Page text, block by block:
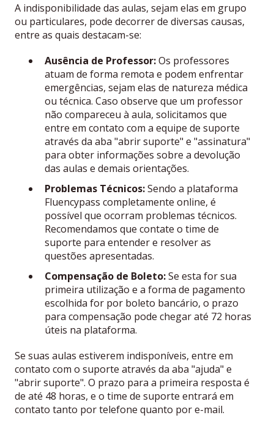
A indisponibilidade das aulas, sejam elas em grupo
ou particulares, pode decorrer de diversas causas,
entre as quais destacam-se:
Ausência de Professor:Os professores
atuam de forma remota e podem enfrentar
emergências, sejam elas de natureza médica
ou técnica. Caso observe que um professor
não compareceu à aula, solicitamos que
entre em contato com a equipe de suporte
através da aba "abrir suporte" e "assinatura"
para obter informações sobre a devolução
das aulas e demais orientações.
Problemas Técnicos:Sendo a plataforma
Fluencypass completamente online, é
possível que ocorram problemas técnicos.
Recomendamos que contate o time de
suporte para entender e resolver as
questões apresentadas.
Compensação de Boleto:Se esta for sua
primeira utilização e a forma de pagamento
escolhida for por boleto bancário, o prazo
para compensação pode chegar até 72 horas
úteis na plataforma.
Se suas aulas estiverem indisponíveis, entre em
contato com o suporte através da aba "ajuda" e
"abrir suporte". O prazo para a primeira resposta é
de até 48 horas, e o time de suporte entrará em
contato tanto por telefone quanto por e-mail.